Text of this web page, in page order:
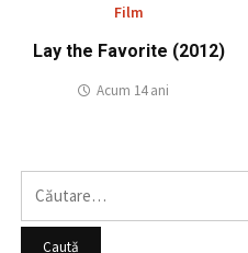
Film
Lay the Favorite (2012)
Acum 14 ani